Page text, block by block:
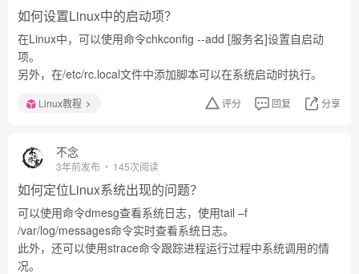
如何设置Linux中的启动项？
在Linux中，可以使用命令chkconfig --add [服务名]设置自启动
项。
另外，在/etc/rc.local文件中添加脚本可以在系统启动时执行。
Linux教程 评分 回复 分享
不念
3年前发布 145次阅读
如何定位Linux系统出现的问题？
可以使用命令dmesg查看系统日志，使用tail –f
/var/log/messages命令实时查看系统日志。
此外，还可以使用strace命令跟踪进程运行过程中系统调用的情
况。